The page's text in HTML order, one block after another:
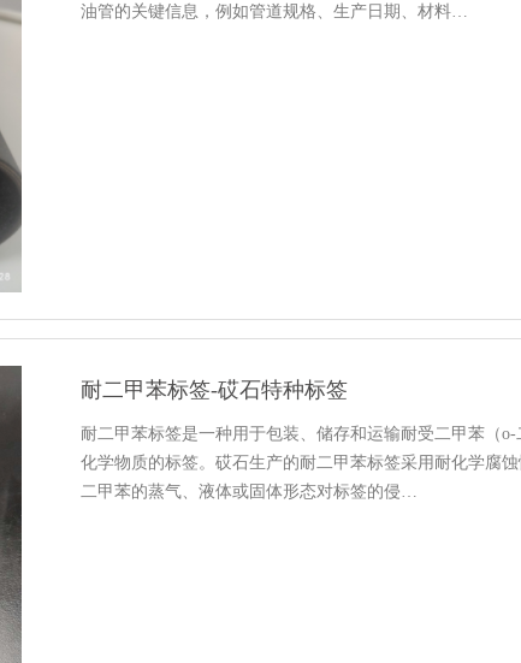
油管的关键信息，例如管道规格、生产日期、材料…
耐二甲苯标签-砹石特种标签
耐二甲苯标签是一种用于包装、储存和运输耐受二甲苯（o-
化学物质的标签。砹石生产的耐二甲苯标签采用耐化学腐
二甲苯的蒸气、液体或固体形态对标签的侵…